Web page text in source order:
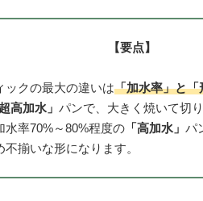
【要点】
ックの最大の違いは「加水率」と「
超高加水」パンで、大きく焼いて切
水率70%～80%程度の 「高加水」パ
不揃いな形になります。